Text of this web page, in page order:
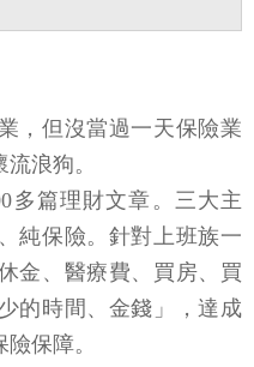
，但沒當過一天保險業
浪狗。
多篇理財文章。三大主
純保險。針對上班族一
金、醫療費、買房、買
的時間、金錢」，達成
保障。